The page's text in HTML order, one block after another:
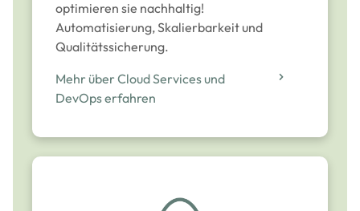
optimieren sie nachhaltig!
Automatisierung, Skalierbarkeit und
Qualitätssicherung.
Mehr über Cloud Services und
DevOps erfahren